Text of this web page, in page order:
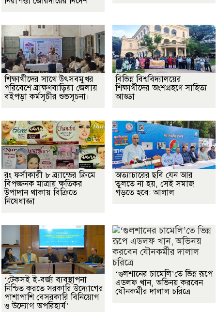
শিক্ষার্থীদের সাথে উৎসবমুখর
পরিবেশে ব্রাক্ষণবাড়িয়া জেলায়
বইপড়া কর্মসূচীর শুভসূচনা।
বিভিন্ন বিশ্ববিদ্যালয়ের
শিক্ষার্থীদের অংশগ্রহণে সাহিত্য
আড্ডা
রং ফর্সাকারী ৮ ব্র্যান্ডের ক্রিমে
বিপজ্জনক মাত্রায় ক্ষতিকর
উপাদান থাকায় বিক্রিতে
নিষেধাজ্ঞা
অত্যাচারের ছবি যেন আর
তুলতে না হয়, সেই সমাজ
গড়তে হবে: আলাল
‘টেকসই ই-বর্জ্য ব্যবস্থাপনা
নিশ্চিত করতে সরকারি উদ্যোগের
পাশাপাশি বেসরকারি বিনিয়োগ
ও উদ্যোগ অপরিহার্য’
‘গুলশানের চামেলি’তে ভিন্ন রূপে
এডলফ খান, অভিনয় করবেন
যৌনকর্মীর দালাল চরিত্রে